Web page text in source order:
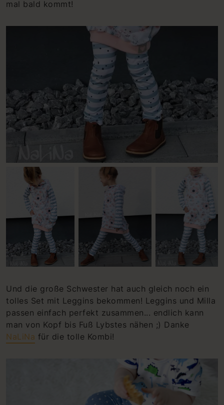
mal bald kommt!
Und die große Schwester hat auch gleich noch ein
tolles Set mit Leggins bekommen! Leggins und Milla
passen einfach perfekt zusammen... endlich kann
man von Kopf bis Fuß Lybstes nähen ;) Danke
NaLiNa für die tolle Kombi!